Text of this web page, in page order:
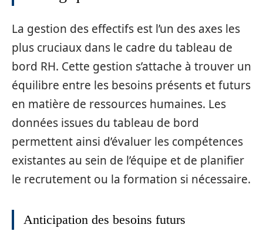
La gestion des effectifs est l’un des axes les
plus cruciaux dans le cadre du tableau de
bord RH. Cette gestion s’attache à trouver un
équilibre entre les besoins présents et futurs
en matière de ressources humaines. Les
données issues du tableau de bord
permettent ainsi d’évaluer les compétences
existantes au sein de l’équipe et de planifier
le recrutement ou la formation si nécessaire.
Anticipation des besoins futurs